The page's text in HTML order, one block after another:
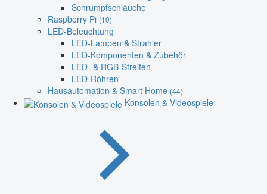
Schrumpfschläuche
Raspberry Pi (10)
LED-Beleuchtung
LED-Lampen & Strahler
LED-Komponenten & Zubehör
LED- & RGB-Streifen
LED-Röhren
Hausautomation & Smart Home (44)
Konsolen & Videospiele